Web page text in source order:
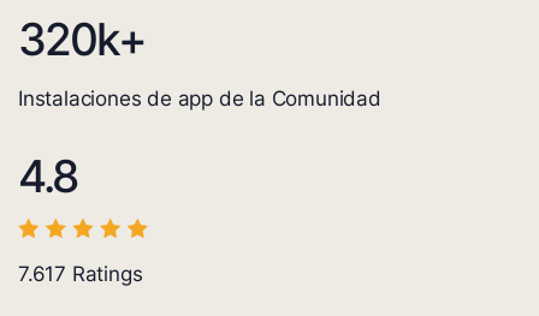
320k+
Instalaciones de app de la Comunidad
4.8
7.617 Ratings